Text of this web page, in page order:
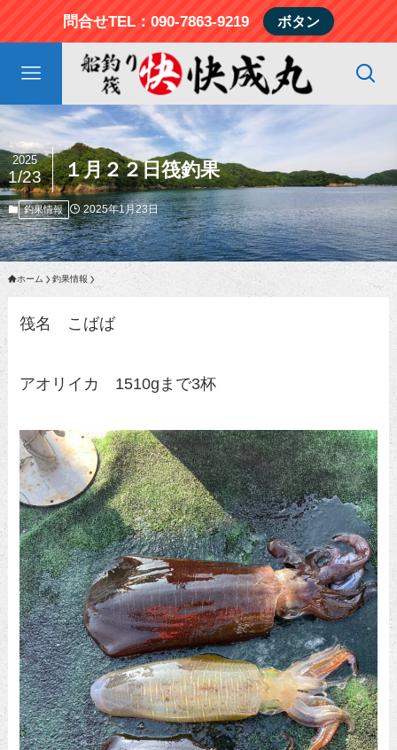
問合せTEL：090-7863-9219 ボタン
１月２２日筏釣果
2025
1/23
釣果情報 2025年1月23日
ホーム 釣果情報
筏名 こばば
アオリイカ 1510gまで3杯